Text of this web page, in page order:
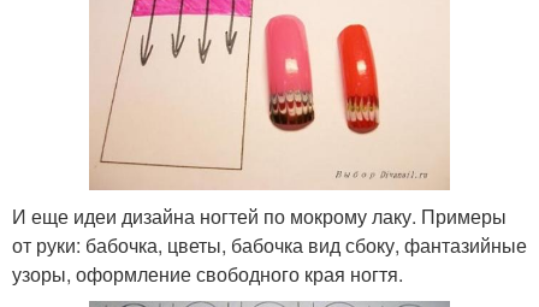
И еще идеи дизайна ногтей по мокрому лаку. Примеры
от руки: бабочка, цветы, бабочка вид сбоку, фантазийные
узоры, оформление свободного края ногтя.